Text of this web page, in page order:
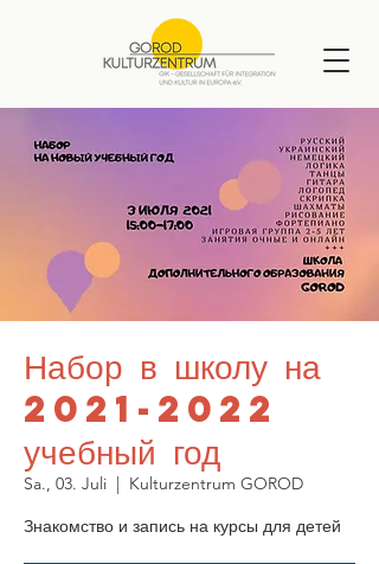
Набор в школу на
2021-2022
учебный год
Sa., 03. Juli
  |
Kulturzentrum GOROD
Знакомство и запись на курсы для детей